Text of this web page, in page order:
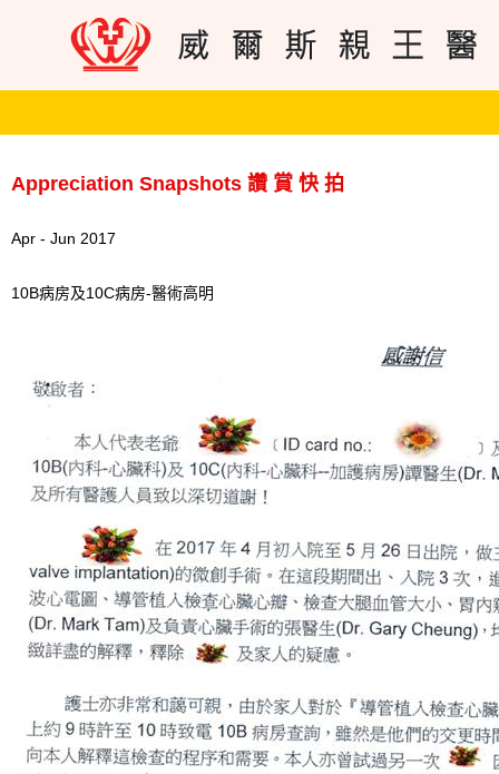
Appreciation Snapshots 讚 賞 快 拍
Apr - Jun 2017
10B病房及10C病房-醫術高明